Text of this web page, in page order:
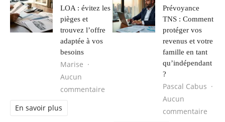
LOA : évitez les
pièges et
trouvez l’offre
adaptée à vos
besoins
Marise
Aucun
commentaire sur LOA : évitez les pièges et
En savoir plus
Prévoyance
TNS : Comment
protéger vos
revenus et votre
famille en tant
qu’indépendant
?
Pascal Cabus
Aucun
commentaire